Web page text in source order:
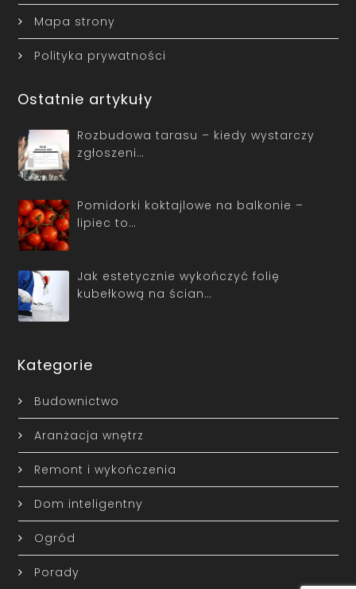
Mapa strony
Polityka prywatności
Ostatnie artykuły
Rozbudowa tarasu – kiedy wystarczy
zgłoszeni…
Pomidorki koktajlowe na balkonie –
lipiec to…
Jak estetycznie wykończyć folię
kubełkową na ścian…
Kategorie
Budownictwo
Aranżacja wnętrz
Remont i wykończenia
Dom inteligentny
Ogród
Porady